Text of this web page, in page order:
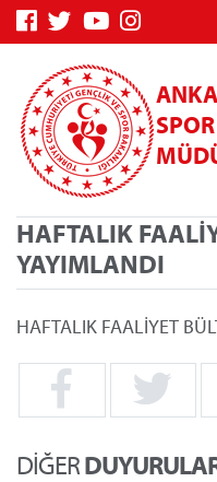
HAFTALIK
YAYIMLANDI
HAFTALIK FAALİYET
DİĞER
Genç Bilgi
Sistemi
Kredi/Yurt E-